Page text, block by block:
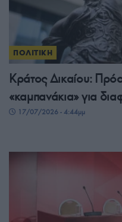
ΠΟΛΙΤΙΚΗ
Κράτος Δικαίου:
«καμπανάκια» για
17/07/2026 - 4:44μμ